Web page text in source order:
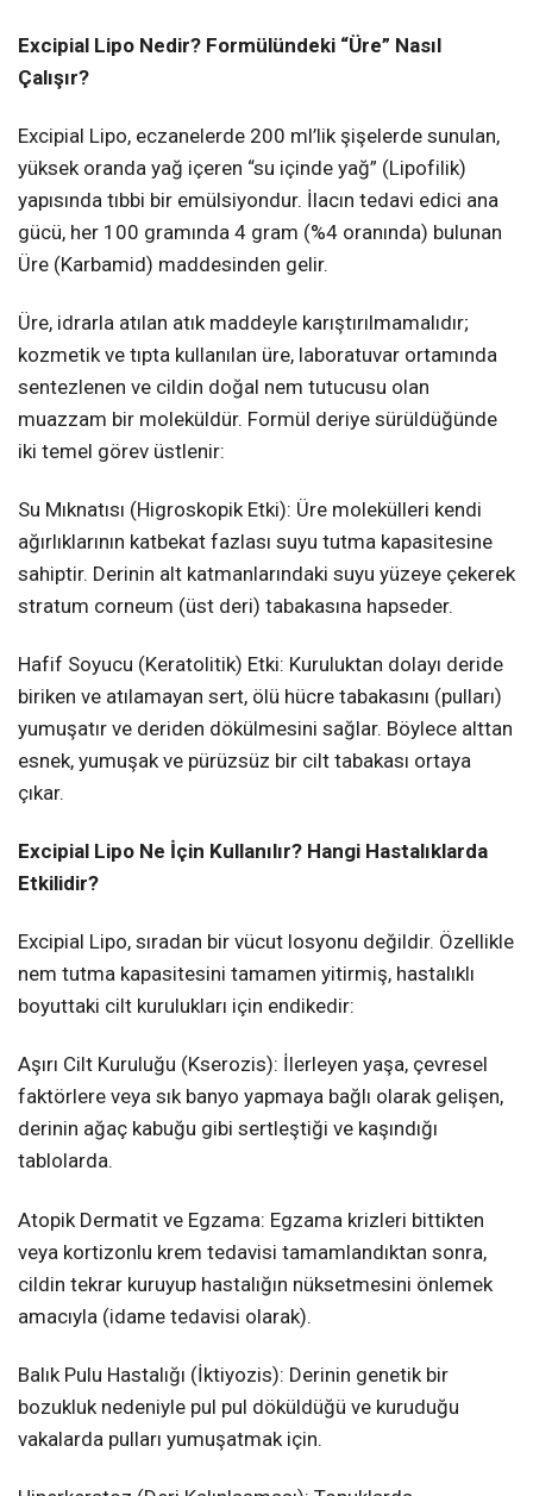
Excipial Lipo Nedir? Formülündeki “Üre” Nasıl
Çalışır?
Excipial Lipo, eczanelerde 200 ml’lik şişelerde sunulan,
yüksek oranda yağ içeren “su içinde yağ” (Lipofilik)
yapısında tıbbi bir emülsiyondur. İlacın tedavi edici ana
gücü, her 100 gramında 4 gram (%4 oranında) bulunan
Üre (Karbamid) maddesinden gelir.
Üre, idrarla atılan atık maddeyle karıştırılmamalıdır;
kozmetik ve tıpta kullanılan üre, laboratuvar ortamında
sentezlenen ve cildin doğal nem tutucusu olan
muazzam bir moleküldür. Formül deriye sürüldüğünde
iki temel görev üstlenir:
Su Mıknatısı (Higroskopik Etki): Üre molekülleri kendi
ağırlıklarının katbekat fazlası suyu tutma kapasitesine
sahiptir. Derinin alt katmanlarındaki suyu yüzeye çekerek
stratum corneum (üst deri) tabakasına hapseder.
Hafif Soyucu (Keratolitik) Etki: Kuruluktan dolayı deride
biriken ve atılamayan sert, ölü hücre tabakasını (pulları)
yumuşatır ve deriden dökülmesini sağlar. Böylece alttan
esnek, yumuşak ve pürüzsüz bir cilt tabakası ortaya
çıkar.
Excipial Lipo Ne İçin Kullanılır? Hangi Hastalıklarda
Etkilidir?
Excipial Lipo, sıradan bir vücut losyonu değildir. Özellikle
nem tutma kapasitesini tamamen yitirmiş, hastalıklı
boyuttaki cilt kurulukları için endikedir:
Aşırı Cilt Kuruluğu (Kserozis): İlerleyen yaşa, çevresel
faktörlere veya sık banyo yapmaya bağlı olarak gelişen,
derinin ağaç kabuğu gibi sertleştiği ve kaşındığı
tablolarda.
Atopik Dermatit ve Egzama: Egzama krizleri bittikten
veya kortizonlu krem tedavisi tamamlandıktan sonra,
cildin tekrar kuruyup hastalığın nüksetmesini önlemek
amacıyla (idame tedavisi olarak).
Balık Pulu Hastalığı (İktiyozis): Derinin genetik bir
bozukluk nedeniyle pul pul döküldüğü ve kuruduğu
vakalarda pulları yumuşatmak için.